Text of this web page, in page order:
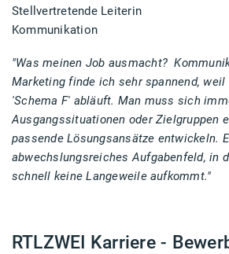
Stellvertretende Leiterin
Kommunikation
"Was meinen Job ausmacht?
Marketing finde ich sehr spannend,
'Schema F' abläuft. Man muss sich
Ausgangssituationen oder Zielgruppen
passende Lösungsansätze entwickeln.
abwechslungsreiches Aufgabenfeld, in
schnell keine Langeweile aufkommt."
RTLZWEI Karriere -